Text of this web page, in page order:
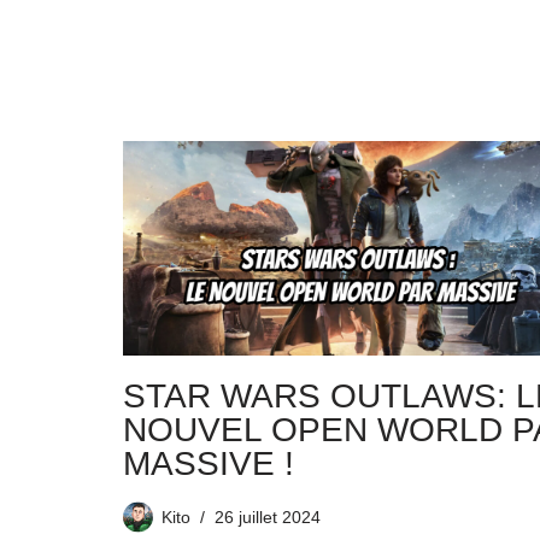
STAR WARS OUTLAWS:
NOUVEL OPEN WORLD
MASSIVE !
Kito 26 juillet 2024